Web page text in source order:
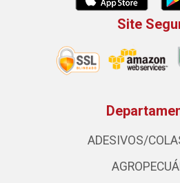
Site
ADESIVOS/